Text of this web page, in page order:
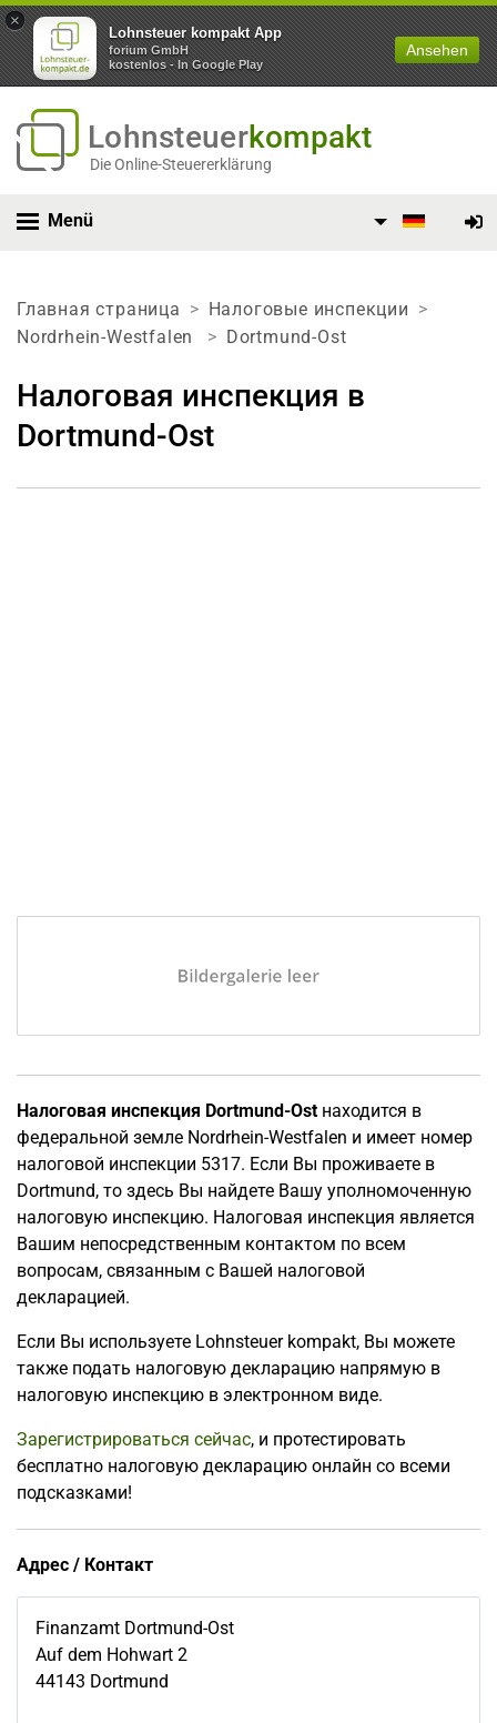
×
Lohnsteuer kompakt App
forium GmbH
kostenlos - In Google Play
Ansehen
Lohnsteuerkompakt
Die Online-Steuererklärung
Menü
Главная страница
Налоговые инспекции
Nordrhein-Westfalen
Dortmund-Ost
Налоговая инспекция в
Dortmund-Ost
Налоговая инспекция Dortmund-Ostнаходится в
федеральной земле Nordrhein-Westfalen и имеет номер
налоговой инспекции 5317. Если Вы проживаете в
Dortmund, то здесь Вы найдете Вашу уполномоченную
налоговую инспекцию. Налоговая инспекция является
Вашим непосредственным контактом по всем
вопросам, связанным с Вашей налоговой
декларацией.
Если Вы используете Lohnsteuer kompakt, Вы можете
также подать налоговую декларацию напрямую в
налоговую инспекцию в электронном виде.
Зарегистрироваться сейчас, и протестировать
бесплатно налоговую декларацию онлайн со всеми
подсказками!
Адрес / Контакт
Finanzamt Dortmund-Ost
Auf dem Hohwart 2
44143 Dortmund